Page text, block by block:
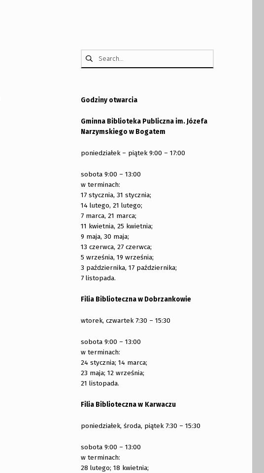
Szukaj:
Godziny otwarcia
Gminna Biblioteka Publiczna im. Józefa
Narzymskiego w Bogatem
poniedziałek – piątek 9:00 – 17:00
sobota 9:00 – 13:00
w terminach:
17 stycznia, 31 stycznia;
14 lutego, 21 lutego;
7 marca, 21 marca;
11 kwietnia, 25 kwietnia;
9 maja, 30 maja;
13 czerwca, 27 czerwca;
5 września, 19 września;
3 października, 17 października;
7 listopada.
Filia Biblioteczna w Dobrzankowie
wtorek, czwartek 7:30 – 15:30
sobota 9:00 – 13:00
w terminach:
24 stycznia; 14 marca;
23 maja; 12 września;
21 listopada.
Filia Biblioteczna w Karwaczu
poniedziałek, środa, piątek 7:30 – 15:30
sobota 9:00 – 13:00
w terminach:
28 lutego; 18 kwietnia;